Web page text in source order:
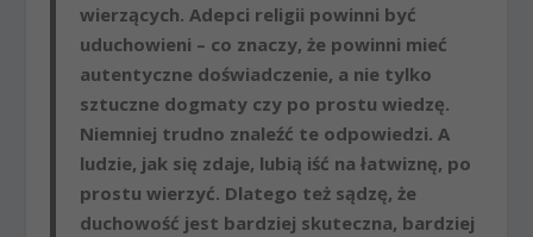
wierzących. Adepci religii powinni być
uduchowieni – co znaczy, że powinni mieć
autentyczne doświadczenie, a nie tylko
sztuczne dogmaty czy po prostu wiedzę.
Niemniej trudno znaleźć te odpowiedzi. A
ludzie, jak się zdaje, lubią iść na łatwiznę, po
prostu wierzyć. Dlatego też sądzę, że
duchowość jest bardziej skuteczna, bardziej